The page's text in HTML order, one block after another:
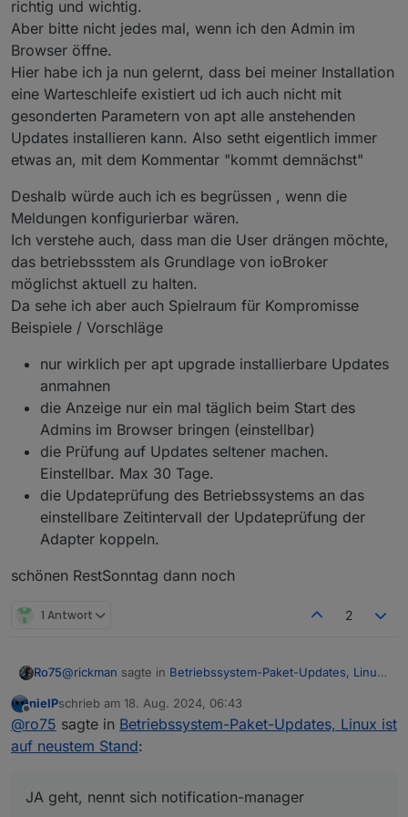
Es hat sich nur durch die Supportt-Threads hier
gezeigt, das Probleme in ioBroker sehr häufig am
vernachlässigten Unterbau liegen.
hingewiesen.
@rickmansagte in Betriebssystem-Paket-Updates,
Linux ist auf neustem Stand
da kam der Punkt nur, wenn was wirklich
wichtiges passiert ist, worum man sich
schnellstens kümmern sollte.
nöö, da kam gar nichts zum Thema OS!
richtig und wichtig.
Aber bitte nicht jedes mal, wenn ich den Admin im
Browser öffne.
Hier habe ich ja nun gelernt, dass bei meiner Installation
eine Warteschleife existiert ud ich auch nicht mit
gesonderten Parametern von apt alle anstehenden
Updates installieren kann. Also setht eigentlich immer
etwas an, mit dem Kommentar "kommt demnächst"
Deshalb würde auch ich es begrüssen , wenn die
Meldungen konfigurierbar wären.
Ich verstehe auch, dass man die User drängen möchte,
das betriebssstem als Grundlage von ioBroker
möglichst aktuell zu halten.
Da sehe ich aber auch Spielraum für Kompromisse
Beispiele / Vorschläge
nur wirklich per apt upgrade installierbare Updates
anmahnen
die Anzeige nur ein mal täglich beim Start des
Admins im Browser bringen (einstellbar)
die Prüfung auf Updates seltener machen.
Einstellbar. Max 30 Tage.
die Updateprüfung des Betriebssystems an das
einstellbare Zeitintervall der Updateprüfung der
Adapter koppeln.
schönen RestSonntag dann noch
1 Antwort 2
Ro75@rickman sagte in Betriebssystem-Paket-Updates, Linux
Meine Meinung zu diesem "neuen Feature" ist in
dem Fall einfach nur: So wichtig wie ein Kropf und
kann eigentlich wieder weg oder könnte zumindest
Also, "abstellen" kann man das schon. Nur folgendes
Updates und hier speziell (Betriebs)Systemupdates
werden nicht zum oder aus Spaß angeboten und
Jeder will (möchte) dass im bei seinem Anliegen
Offline
nieIPschrieb am 18. Aug. 2024, 06:43
zuletzt editiert von
@ro75 sagte in Betriebssystem-Paket-Updates, Linux ist
auf neustem Stand:
JA geht, nennt sich notification-manager